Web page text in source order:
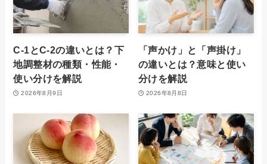
C-1とC-2の違いとは？下
地調整材の種類・性能・
使い分けを解説
2026年8月9日
「声かけ」と「声掛け」
の違いとは？意味と使い
分けを解説
2026年8月8日